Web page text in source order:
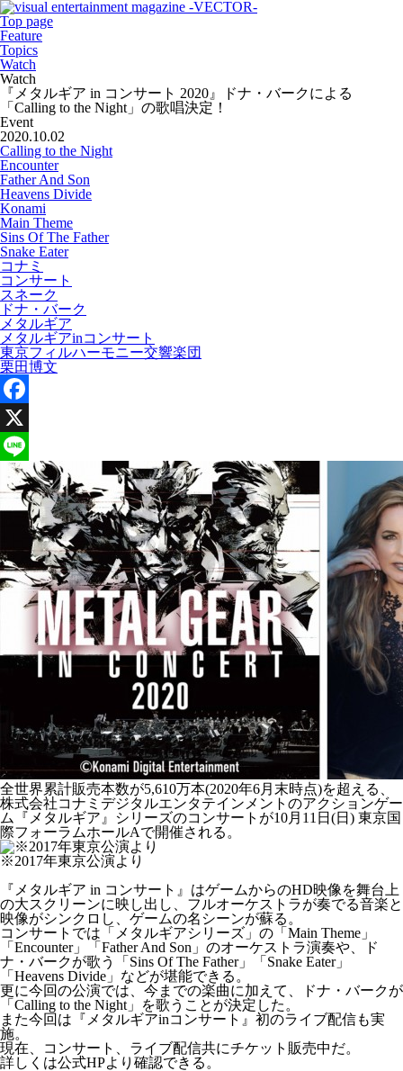
Top page
Feature
Topics
Watch
Watch
『メタルギア in コンサート 2020』ドナ・バークによる
「Calling to the Night」の歌唱決定！
Event
2020.10.02
Calling to the Night
Encounter
Father And Son
Heavens Divide
Konami
Main Theme
Sins Of The Father
Snake Eater
コナミ
コンサート
スネーク
ドナ・バーク
メタルギア
メタルギアinコンサート
東京フィルハーモニー交響楽団
栗田博文
Facebook
X
Line
全世界累計販売本数が5,610万本(2020年6月末時点)を超える、
株式会社コナミデジタルエンタテインメントのアクションゲー
ム『メタルギア』シリーズのコンサートが10月11日(日) 東京国
際フォーラムホールAで開催される。
※2017年東京公演より
『メタルギア in コンサート』はゲームからのHD映像を舞台上
の大スクリーンに映し出し、フルオーケストラが奏でる音楽と
映像がシンクロし、ゲームの名シーンが蘇る。
コンサートでは「メタルギアシリーズ」の「Main Theme」
「Encounter」「Father And Son」のオーケストラ演奏や、ド
ナ・バークが歌う「Sins Of The Father」「Snake Eater」
「Heavens Divide」などが堪能できる。
更に今回の公演では、今までの楽曲に加えて、ドナ・バークが
「Calling to the Night」を歌うことが決定した。
また今回は『メタルギアinコンサート』初のライブ配信も実
施。
現在、コンサート、ライブ配信共にチケット販売中だ。
詳しくは公式HPより確認できる。